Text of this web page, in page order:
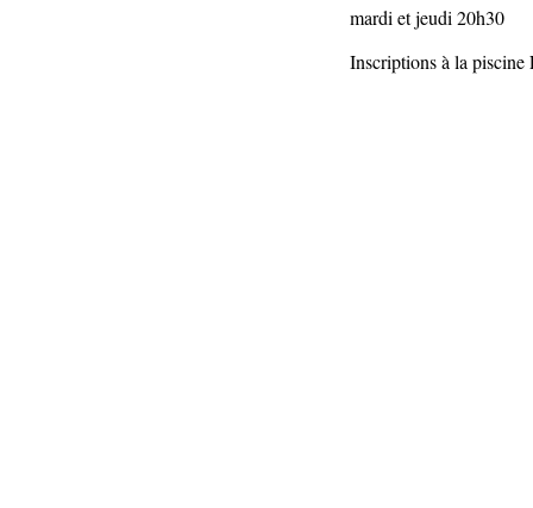
mardi et jeudi 20h30
Inscriptions à la piscine